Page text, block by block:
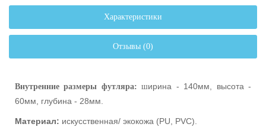
Характеристики
Отзывы (0)
Внутренние размеры футляра:ширина - 140мм, высота -
60мм, глубина - 28мм.
Материал: искусственная/ экокожа (PU, PVC).